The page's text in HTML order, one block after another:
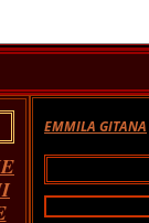
EMMILA GITANA